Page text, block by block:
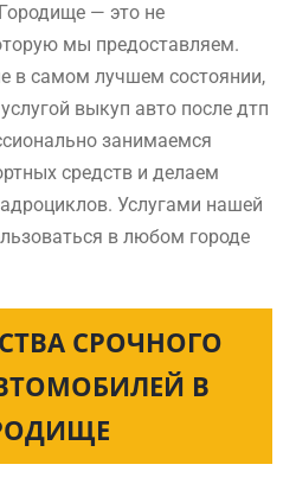
— это не
мы предоставляем.
в самом лучшем состоянии,
выкуп авто после дтп
занимаемся
средств и делаем
Услугами нашей
в любом городе
СРОЧНОГО
В